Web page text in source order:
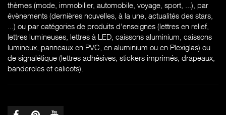
thèmes (mode, immobilier, automobile, voyage, sport, ...), par
évènements (dernières nouvelles, à la une, actualités des stars,
...) ou par catégories de produits d'enseignes (lettres en relief,
lettres lumineuses, lettres à LED, caissons aluminium, caissons
lumineux, panneaux en PVC, en aluminium ou en Plexiglas) ou
de signalétique (lettres adhésives, stickers imprimés, drapeaux,
banderoles et calicots).